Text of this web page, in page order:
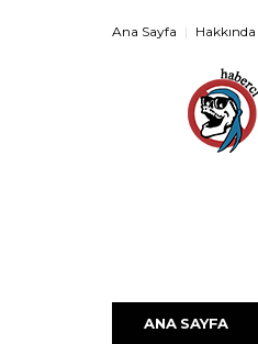
Ana Sayfa Hakkında
ANA SAYFA